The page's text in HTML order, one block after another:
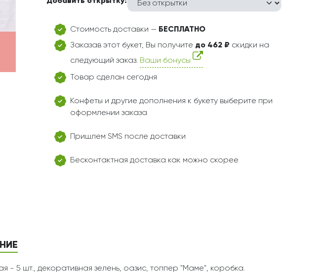
Стоимость доставки — БЕСПЛАТНО
Заказав этот букет, Вы получите до 462 ₽ скидки на
следующий заказ. Ваши бонусы
Товар сделан сегодня
Конфеты и другие дополнения к букету выберите при
оформлении заказа
Пришлем SMS после доставки
Бесконтактная доставка как можно скорее
- 5 шт., декоративная зелень, оазис, топпер "Маме", коробка.